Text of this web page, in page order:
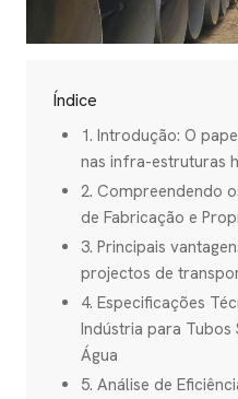
Índice
1. Introdução: O
nas infra-estruturas
2. Compreendendo
de Fabricação e
3. Principais
projectos de
4. Especificações
Indústria para Tubos
Água
5. Análise de